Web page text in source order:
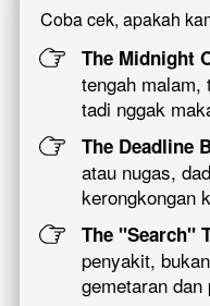
Coba cek, apakah
The Midnight
tengah malam,
tadi nggak
The Deadline
atau nugas,
kerongkongan
The "Search"
penyakit,
gemetaran